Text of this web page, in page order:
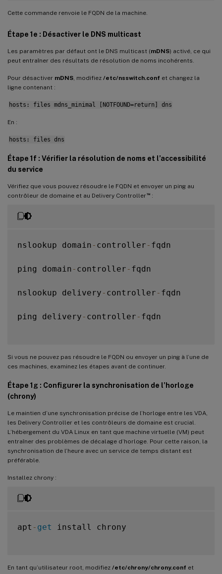
Cette commande renvoie le FQDN de la machine.
Étape 1e : Désactiver le DNS multicast
Les paramètres par défaut ont le DNS multicast (mDNS) activé, ce qui
peut entraîner des résultats de résolution de noms incohérents.
Pour désactiver mDNS , modifiez /etc/nsswitch.conf et changez la
ligne contenant :
hosts: files mdns_minimal [NOTFOUND=return] dns
En :
hosts: files dns
Étape 1f : Vérifier la résolution de noms et l’accessibilité
du service
Vérifiez que vous pouvez résoudre le FQDN et envoyer un ping au
contrôleur de domaine et au Delivery Controller™:
nslookup domain - controller - fqdn
ping domain - controller - fqdn
nslookup delivery - controller - fqdn
ping delivery - controller - fqdn
Si vous ne pouvez pas résoudre le FQDN ou envoyer un ping à l’une de
ces machines, examinez les étapes avant de continuer.
Étape 1g : Configurer la synchronisation de l’horloge
(chrony)
Le maintien d’une synchronisation précise de l’horloge entre les VDA,
les Delivery Controller et les contrôleurs de domaine est crucial.
L’hébergement du VDA Linux en tant que machine virtuelle (VM) peut
entraîner des problèmes de décalage d’horloge. Pour cette raison, la
synchronisation de l’heure avec un service de temps distant est
préférable.
Installez chrony :
apt - get install chrony
En tant qu’utilisateur root, modifiez /etc/chrony/chrony.conf et